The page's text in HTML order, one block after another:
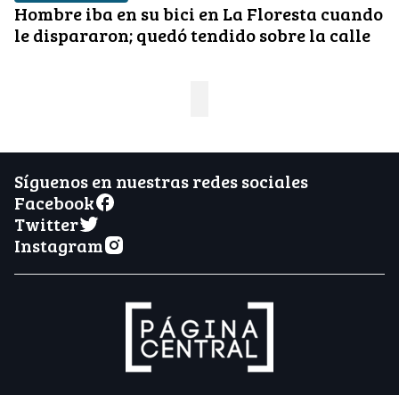
Hombre iba en su bici en La Floresta cuando
le dispararon; quedó tendido sobre la calle
Síguenos en nuestras redes sociales
Facebook
Twitter
Instagram